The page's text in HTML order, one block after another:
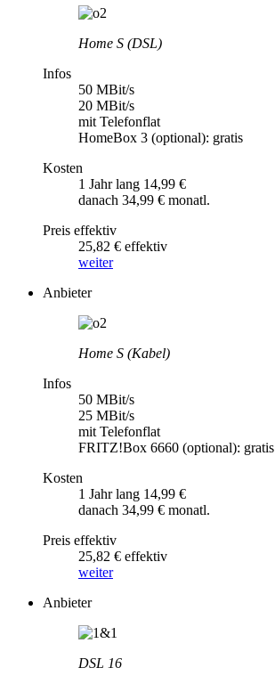
Home S (DSL)
Infos
50 MBit/s
20 MBit/s
mit Telefonflat
HomeBox 3 (optional): gratis
Kosten
1 Jahr lang 14,99 €
danach 34,99 € monatl.
Preis effektiv
25,82 € effektiv
weiter
Anbieter
Home S (Kabel)
Infos
50 MBit/s
25 MBit/s
mit Telefonflat
FRITZ!Box 6660 (optional): gratis
Kosten
1 Jahr lang 14,99 €
danach 34,99 € monatl.
Preis effektiv
25,82 € effektiv
weiter
Anbieter
DSL 16